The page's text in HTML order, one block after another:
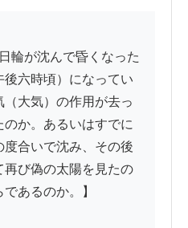
六時頃）になってい
大気）の作用が去っ
か。あるいはすでに
合いで沈み、その後
再び偽の太陽を見たの
あるのか。】